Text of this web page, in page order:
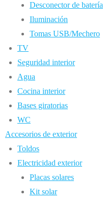
Desconector de batería
Iluminación
Tomas USB/Mechero
TV
Seguridad interior
Agua
Cocina interior
Bases giratorias
WC
Accesorios de exterior
Toldos
Electricidad exterior
Placas solares
Kit solar